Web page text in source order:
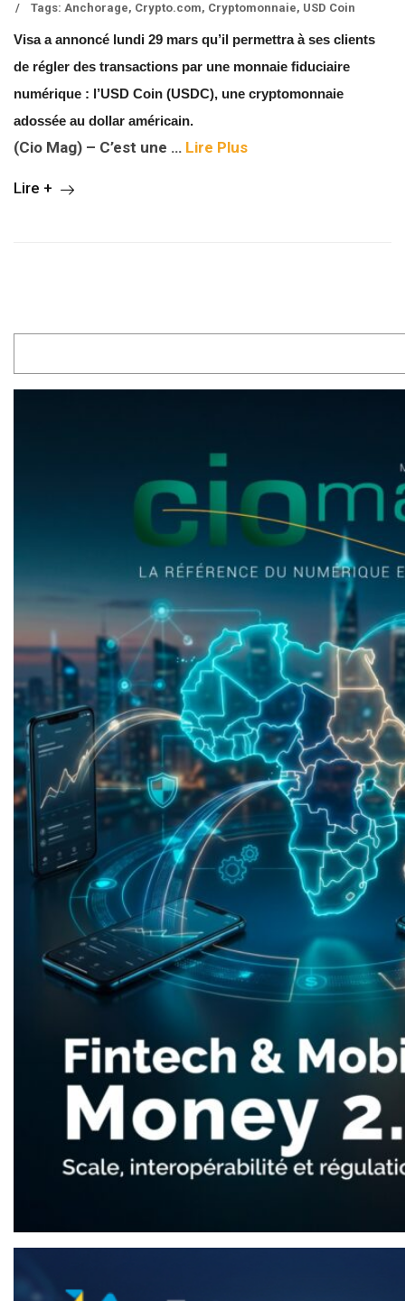
/
Tags: Anchorage, Crypto.com, Cryptomonnaie, USD Coin
Visa a annoncé lundi 29 mars qu’il permettra à ses clients
de régler des transactions par une monnaie fiduciaire
numérique : l’USD Coin (USDC), une cryptomonnaie
adossée au dollar américain.
(Cio Mag) – C’est une … Lire Plus
Lire +